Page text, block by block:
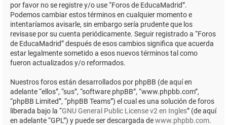
por favor no se registre y/o use “Foros de EducaMadrid”.
Podemos cambiar estos términos en cualquier momento e
intentaríamos avisarle, sin embargo sería prudente que los
revisase por su cuenta periódicamente. Seguir registrado a “Foros
de EducaMadrid” después de esos cambios significa que acuerda
estar legalmente sometido a esos nuevos términos tal como
fueron actualizados y/o reformados.
Nuestros foros están desarrollados por phpBB (de aquí en
adelante “ellos”, “sus”, “software phpBB”, “www.phpbb.com”,
“phpBB Limited”, “phpBB Teams”) el cual es una solución de foros
liberada bajo la “GNU General Public License v2 en Ingles” (de aquí
en adelante “GPL”) y puede ser descargada dewww.phpbb.com.